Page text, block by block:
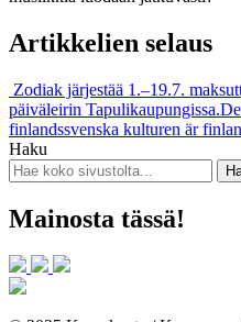
Artikkelien selaus
Zodiak järjestää 1.–19.7.
päiväleirin Tapulikaupungissa.
finlandssvenska kulturen är
Haku
Mainosta tässä!